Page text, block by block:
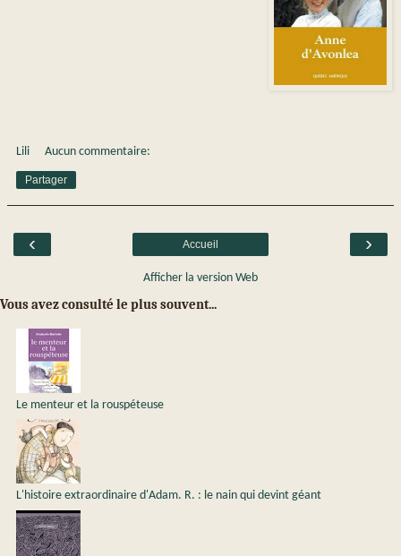
Lili Aucun commentaire:
Partager
‹ ›
Accueil
Afficher la version Web
Vous avez consulté le plus souvent...
Le menteur et la rouspéteuse
L'histoire extraordinaire d'Adam. R. : le nain qui devint géant